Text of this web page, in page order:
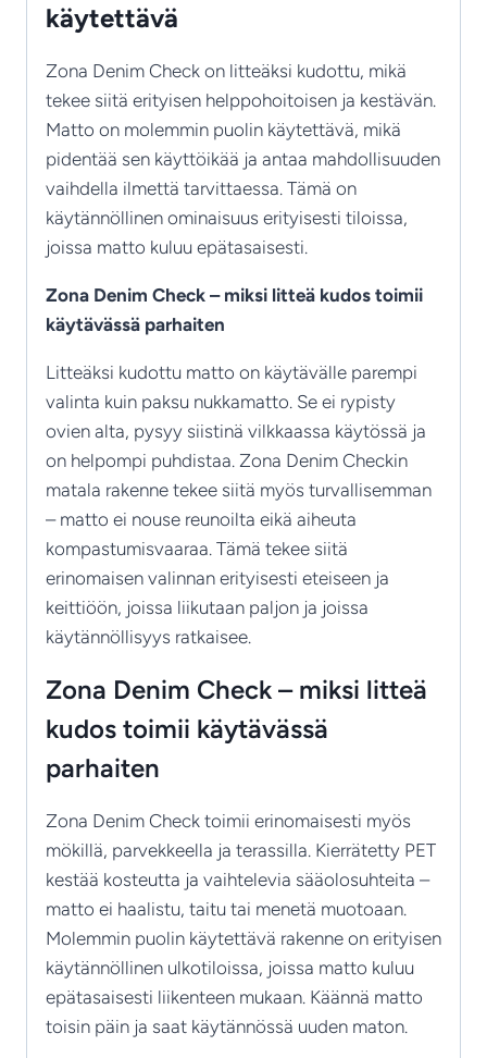
käytettävä
Zona Denim Check on litteäksi kudottu, mikä
tekee siitä erityisen helppohoitoisen ja kestävän.
Matto on molemmin puolin käytettävä, mikä
pidentää sen käyttöikää ja antaa mahdollisuuden
vaihdella ilmettä tarvittaessa. Tämä on
käytännöllinen ominaisuus erityisesti tiloissa,
joissa matto kuluu epätasaisesti.
Zona Denim Check – miksi litteä kudos toimii
käytävässä parhaiten
Litteäksi kudottu matto on käytävälle parempi
valinta kuin paksu nukkamatto. Se ei rypisty
ovien alta, pysyy siistinä vilkkaassa käytössä ja
on helpompi puhdistaa. Zona Denim Checkin
matala rakenne tekee siitä myös turvallisemman
– matto ei nouse reunoilta eikä aiheuta
kompastumisvaaraa. Tämä tekee siitä
erinomaisen valinnan erityisesti eteiseen ja
keittiöön, joissa liikutaan paljon ja joissa
käytännöllisyys ratkaisee.
Zona Denim Check – miksi litteä
kudos toimii käytävässä
parhaiten
Zona Denim Check toimii erinomaisesti myös
mökillä, parvekkeella ja terassilla. Kierrätetty PET
kestää kosteutta ja vaihtelevia sääolosuhteita –
matto ei haalistu, taitu tai menetä muotoaan.
Molemmin puolin käytettävä rakenne on erityisen
käytännöllinen ulkotiloissa, joissa matto kuluu
epätasaisesti liikenteen mukaan. Käännä matto
toisin päin ja saat käytännössä uuden maton.